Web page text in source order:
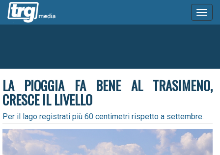
LA PIOGGIA FA BENE AL TRASIMENO,
CRESCE IL LIVELLO
Per il lago registrati più 60 centimetri rispetto a settembre.